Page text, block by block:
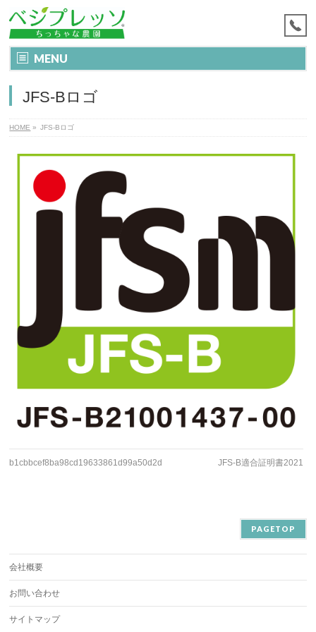
MENU
JFS-Bロゴ
HOME » JFS-Bロゴ
b1cbbcef8ba98cd19633861d99a50d2d JFS-B適合証明書2021
PAGETOP
会社概要
お問い合わせ
サイトマップ